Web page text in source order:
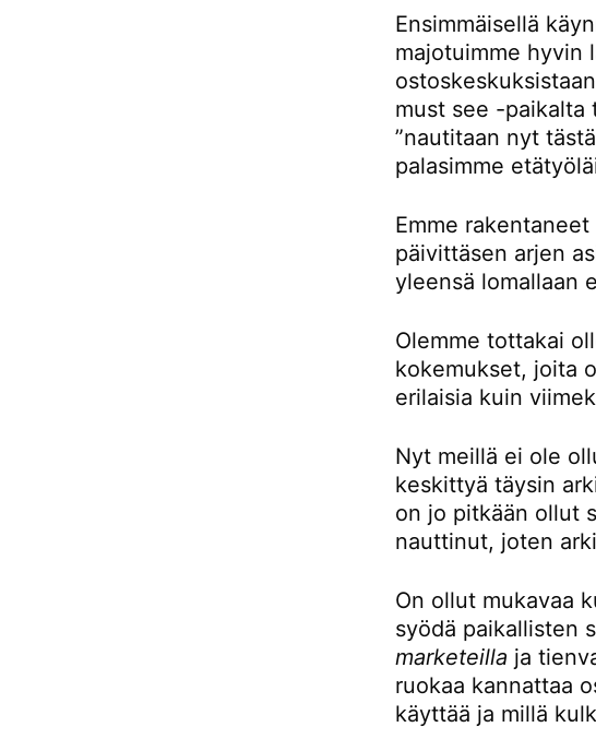
Ensimmäisellä
majotuimme hyvin
must see -paikalta
”nautitaan nyt
palasimme
Emme
päivittäsen arjen
yleensä lomallaan
Olemme tottakai
kokemukset, joita
erilaisia kuin
Nyt meillä ei ole
keskittyä täysin
on jo pitkään ollut
nauttinut, joten
On ollut mukavaa
syödä paikallisten
marketeilla ja
ruokaa kannattaa
käyttää ja millä